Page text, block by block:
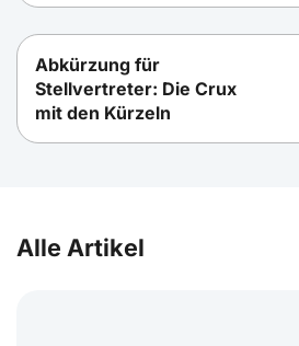
Abkürzung für
Stellvertreter: Die Crux
mit den Kürzeln
Alle Artikel